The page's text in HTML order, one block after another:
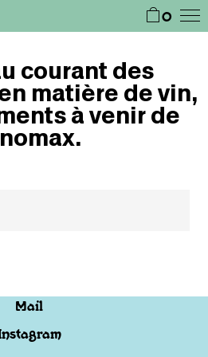
0
courant des
matière de vin,
à venir de
Mail